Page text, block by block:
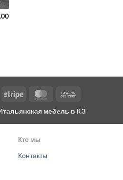
Stripe MasterCard
Delivery
мебель в КЗ
Кто мы
Контакты